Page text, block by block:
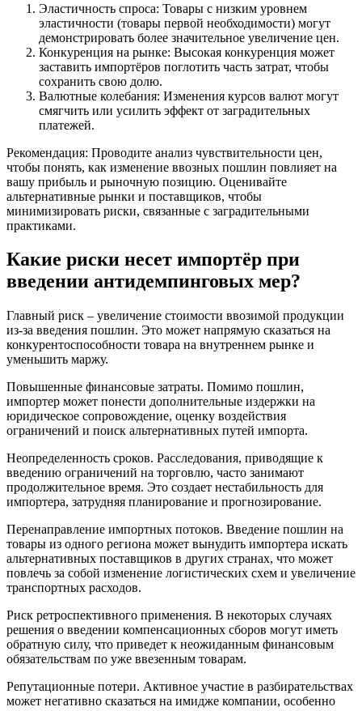
Эластичность спроса: Товары с низким уровнем
эластичности (товары первой необходимости) могут
демонстрировать более значительное увеличение цен.
Конкуренция на рынке: Высокая конкуренция может
заставить импортёров поглотить часть затрат, чтобы
сохранить свою долю.
Валютные колебания: Изменения курсов валют могут
смягчить или усилить эффект от заградительных
платежей.
Рекомендация: Проводите анализ чувствительности цен,
чтобы понять, как изменение ввозных пошлин повлияет на
вашу прибыль и рыночную позицию. Оценивайте
альтернативные рынки и поставщиков, чтобы
минимизировать риски, связанные с заградительными
практиками.
Какие риски несет импортёр при
введении антидемпинговых мер?
Главный риск – увеличение стоимости ввозимой продукции
из-за введения пошлин. Это может напрямую сказаться на
конкурентоспособности товара на внутреннем рынке и
уменьшить маржу.
Повышенные финансовые затраты. Помимо пошлин,
импортер может понести дополнительные издержки на
юридическое сопровождение, оценку воздействия
ограничений и поиск альтернативных путей импорта.
Неопределенность сроков. Расследования, приводящие к
введению ограничений на торговлю, часто занимают
продолжительное время. Это создает нестабильность для
импортера, затрудняя планирование и прогнозирование.
Перенаправление импортных потоков. Введение пошлин на
товары из одного региона может вынудить импортера искать
альтернативных поставщиков в других странах, что может
повлечь за собой изменение логистических схем и увеличение
транспортных расходов.
Риск ретроспективного применения. В некоторых случаях
решения о введении компенсационных сборов могут иметь
обратную силу, что приведет к неожиданным финансовым
обязательствам по уже ввезенным товарам.
Репутационные потери. Активное участие в разбирательствах
может негативно сказаться на имидже компании, особенно